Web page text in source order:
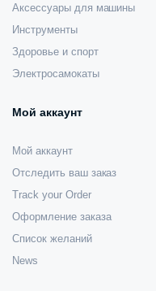
Аксессуары для машины
Инструменты
Здоровье и спорт
Электросамокаты
Мой аккаунт
Мой аккаунт
Отследить ваш заказ
Track your Order
Оформление заказа
Список желаний
News